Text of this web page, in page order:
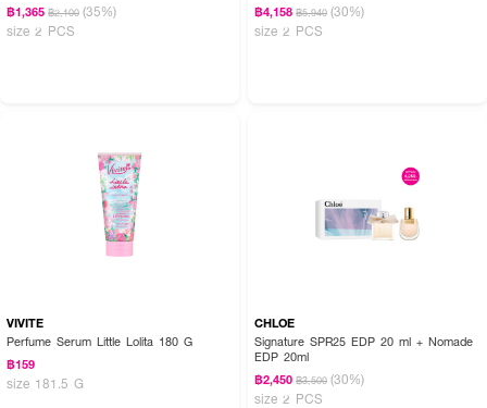
฿1,365 ฿2,100 (35%)
size 2 PCS
฿4,158 ฿5,940 (30%)
size 2 PCS
VIVITE
Perfume Serum Little Lolita 180 G
฿159
size 181.5 G
CHLOE
Signature SPR25 EDP 20 ml + Nomade
EDP 20ml
฿2,450 ฿3,500 (30%)
size 2 PCS